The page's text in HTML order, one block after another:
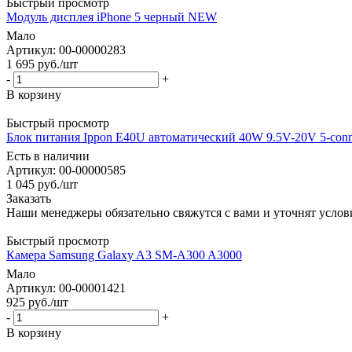
Модуль дисплея iPhone 5 черный NEW
Мало
Артикул: 00-00000283
1 695 руб./шт
-
+
В корзину
Быстрый просмотр
Блок питания Ippon E40U автоматический 40W 9.5V-20V 5-
Есть в наличии
Артикул: 00-00000585
1 045 руб./шт
Заказать
Наши менеджеры обязательно свяжутся с вами и уточнят
Быстрый просмотр
Камера Samsung Galaxy A3 SM-A300 A3000
Мало
Артикул: 00-00001421
925 руб./шт
-
+
В корзину